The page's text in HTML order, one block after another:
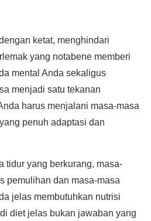
ketat, menghindari
yang notabene memberi
mental Anda sekaligus
menjadi satu tekanan
harus menjalani masa-masa
penuh adaptasi dan
tidur yang berkurang, masa-
pemulihan dan masa-masa
jelas membutuhkan nutrisi
diet jelas bukan jawaban yang